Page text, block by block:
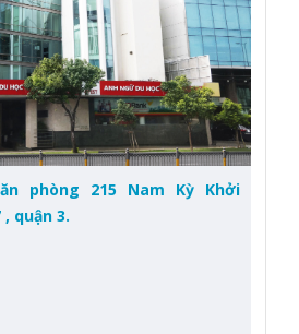
phòng 215 Nam Kỳ Khởi
quận 3.